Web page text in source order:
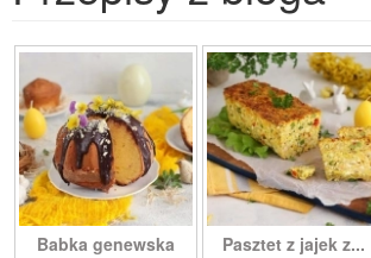
Babka genewska Pasztet z jajek z...